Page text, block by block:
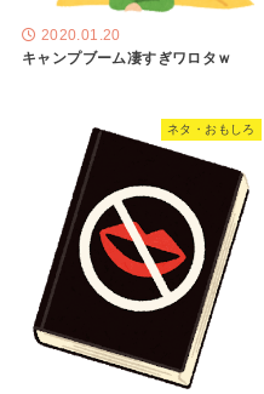
2020.01.20
キャンプブーム凄すぎワロタｗ
ネタ・おもしろ